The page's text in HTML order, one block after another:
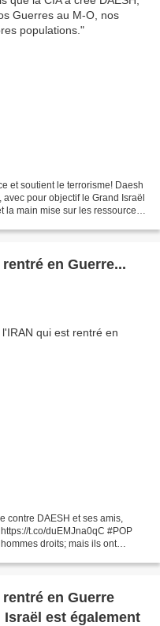
et soutient le terrorisme! Daesh
pour objectif le Grand Israël
la main mise sur les ressources
en Guerre...
contre DAESH et ses amis,
t.co/duEMJna0qC #POP
droits; mais ils ont
en Guerre
est également